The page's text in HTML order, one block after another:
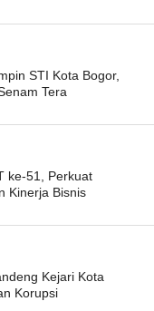
STI Kota Bogor,
Tera
ke-51, Perkuat
Kinerja Bisnis
Kejari Kota
Korupsi